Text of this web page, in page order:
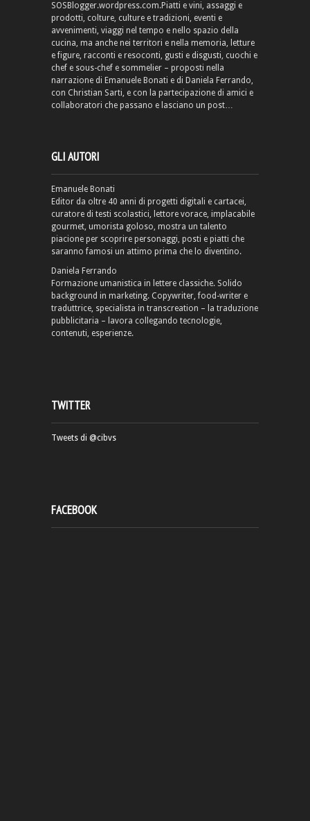
SOSBlogger.wordpress.com.Piatti e vini, assaggi e
prodotti, colture, culture e tradizioni, eventi e
avvenimenti, viaggi nel tempo e nello spazio della
cucina, ma anche nei territori e nella memoria, letture
e figure, racconti e resoconti, gusti e disgusti, cuochi e
chef e sous-chef e sommelier – proposti nella
narrazione di Emanuele Bonati e di Daniela Ferrando,
con Christian Sarti, e con la partecipazione di amici e
collaboratori che passano e lasciano un post…
GLI AUTORI
Emanuele Bonati
Editor da oltre 40 anni di progetti digitali e cartacei,
curatore di testi scolastici, lettore vorace, implacabile
gourmet, umorista goloso, mostra un talento
piacione per scoprire personaggi, posti e piatti che
saranno famosi un attimo prima che lo diventino.
Daniela Ferrando
Formazione umanistica in lettere classiche. Solido
background in marketing. Copywriter, food-writer e
traduttrice, specialista in transcreation – la traduzione
pubblicitaria – lavora collegando tecnologie,
contenuti, esperienze.
TWITTER
Tweets di @cibvs
FACEBOOK